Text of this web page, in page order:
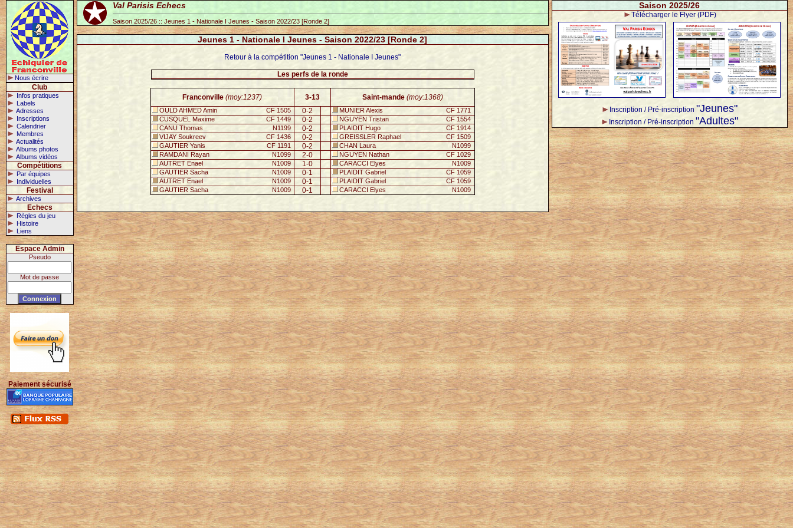
Nous écrire
Club
Infos pratiques
Labels
Adresses
Inscriptions
Calendrier
Membres
Actualités
Albums photos
Albums vidéos
Compétitions
Par équipes
Individuelles
Festival
Archives
Echecs
Règles du jeu
Histoire
Liens
Espace Admin
Pseudo
Mot de passe
Paiement sécurisé
Val Parisis Echecs
Saison 2025/26 :: Jeunes 1 - Nationale I Jeunes - Saison 2022/23 [Ronde 2]
Jeunes 1 - Nationale I Jeunes - Saison 2022/23 [Ronde 2]
Retour à la compétition "Jeunes 1 - Nationale I Jeunes"
Les perfs de la ronde
Franconville (moy:1237) 3-13 Saint-mande (moy:1368)
OULD AHMED Amin CF 1505 0-2 MUNIER Alexis
CF 1771
CUSQUEL Maxime
CF 1449 0-2 NGUYEN Tristan
CF 1554
CANU Thomas
N1199 0-2 PLAIDIT Hugo
CF 1914
VIJAY Soukreev
CF 1436 0-2 GREISSLER Raphael
CF 1509
GAUTIER Yanis
CF 1191 0-2 CHAN Laura
N1099
RAMDANI Rayan
N1099 2-0 NGUYEN Nathan
CF 1029
AUTRET Enael
N1009 1-0 CARACCI Elyes
N1009
GAUTIER Sacha
N1009 0-1 PLAIDIT Gabriel
CF 1059
AUTRET Enael
N1009 0-1 PLAIDIT Gabriel
CF 1059
GAUTIER Sacha
N1009 0-1 CARACCI Elyes N1009
Saison 2025/26
Télécharger le Flyer (PDF)
Inscription / Pré-inscription "Jeunes"
Inscription / Pré-inscription "Adultes"